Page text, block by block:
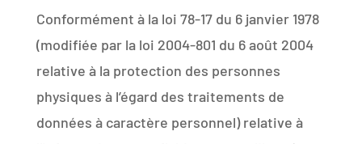
Conformément à la loi 78-17 du 6 janvier 1978
(modifiée par la loi 2004-801 du 6 août 2004
relative à la protection des personnes
physiques à l’égard des traitements de
données à caractère personnel) relative à